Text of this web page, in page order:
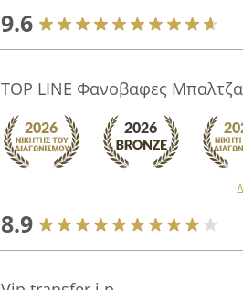
9.6
TOP LINE Φανοβαφες
8.9